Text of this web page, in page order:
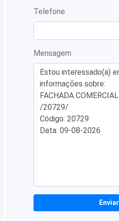
Telefone
Mensagem
Enviar